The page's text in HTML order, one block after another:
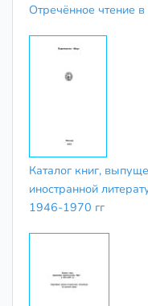
Отречённое чтение
Каталог книг,
иностранной
1946-1970 гг